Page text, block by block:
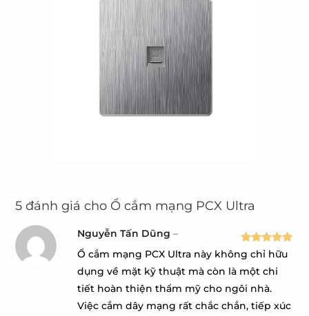
5 đánh giá cho Ổ cắm mạng PCX Ultra
Được xếp
hạng 5 5
sao
Nguyễn Tấn Dũng–
Ổ cắm mạng PCX Ultra này không chỉ hữu
dụng về mặt kỹ thuật mà còn là một chi
tiết hoàn thiện thẩm mỹ cho ngôi nhà.
Việc cắm dây mạng rất chắc chắn, tiếp xúc